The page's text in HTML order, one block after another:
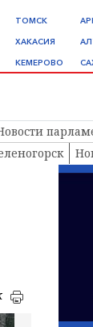
ТОМСК
ХАКАСИЯ
КЕМЕРОВО